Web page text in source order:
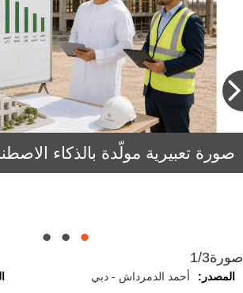
صورة تعبيرية مولّدة بالذكاء
أحمد نيازي: أسعار مواد البناء تتجه
الارتفاع على المدى الطويل،
صورة1/3
المصدر: أحمد الدمرداش - دبي